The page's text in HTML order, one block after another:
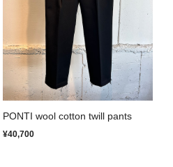
PONTI wool cotton twill pants
¥40,700